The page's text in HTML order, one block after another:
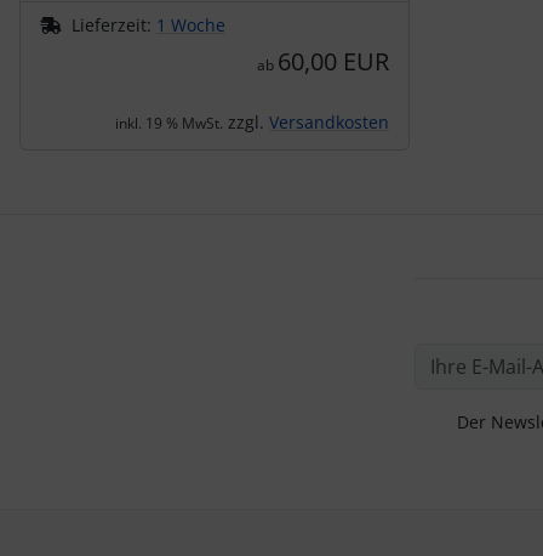
Lieferzeit: 1 Woche
ab 60,00 EUR
inkl. 19 % MwSt. zzgl. Versandkosten
Der